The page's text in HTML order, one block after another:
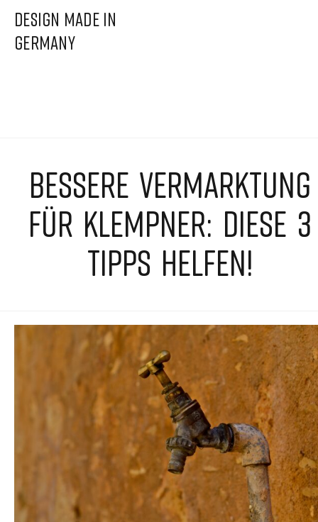
DESIGN MADE IN
GERMANY
BESSERE VERMARKTUNG
FÜR KLEMPNER: DIESE 3
TIPPS HELFEN!